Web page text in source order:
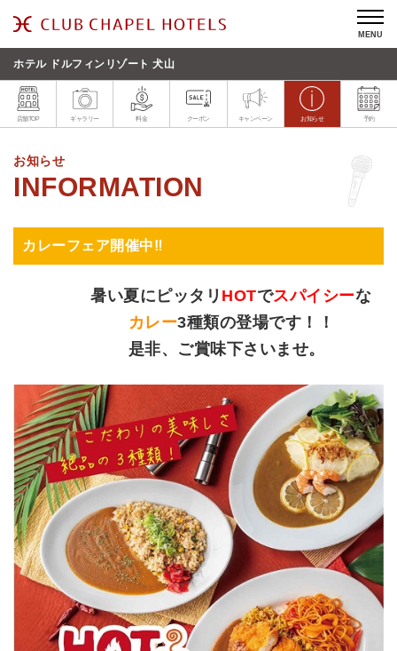
MENU
ホテル ドルフィンリゾート 犬山
店舗TOP ギャラリー 料金 クーポン キャンペーン お知らせ 予約
お知らせ
カレーフェア開催中‼
暑い夏にピッタリ HOTでスパイシーな
カレー3種類の登場です！！
是非、ご賞味下さいませ。